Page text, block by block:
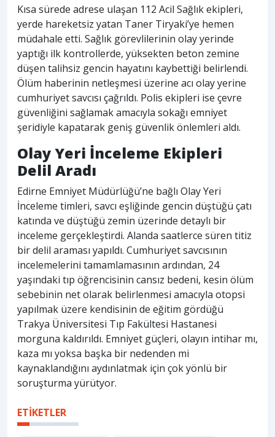
Kısa sürede adrese ulaşan 112 Acil Sağlık ekipleri,
yerde hareketsiz yatan Taner Tiryaki’ye hemen
müdahale etti. Sağlık görevlilerinin olay yerinde
yaptığı ilk kontrollerde, yüksekten beton zemine
düşen talihsiz gencin hayatını kaybettiği belirlendi.
Ölüm haberinin netleşmesi üzerine acı olay yerine
cumhuriyet savcısı çağrıldı. Polis ekipleri ise çevre
güvenliğini sağlamak amacıyla sokağı emniyet
şeridiyle kapatarak geniş güvenlik önlemleri aldı.
Olay Yeri İnceleme Ekipleri
Delil Aradı
Edirne Emniyet Müdürlüğü’ne bağlı Olay Yeri
İnceleme timleri, savcı eşliğinde gencin düştüğü çatı
katında ve düştüğü zemin üzerinde detaylı bir
inceleme gerçekleştirdi. Alanda saatlerce süren titiz
bir delil araması yapıldı. Cumhuriyet savcısının
incelemelerini tamamlamasının ardından, 24
yaşındaki tıp öğrencisinin cansız bedeni, kesin ölüm
sebebinin net olarak belirlenmesi amacıyla otopsi
yapılmak üzere kendisinin de eğitim gördüğü
Trakya Üniversitesi Tıp Fakültesi Hastanesi
morguna kaldırıldı. Emniyet güçleri, olayın intihar mı,
kaza mı yoksa başka bir nedenden mi
kaynaklandığını aydınlatmak için çok yönlü bir
soruşturma yürütyor.
ETİKETLER